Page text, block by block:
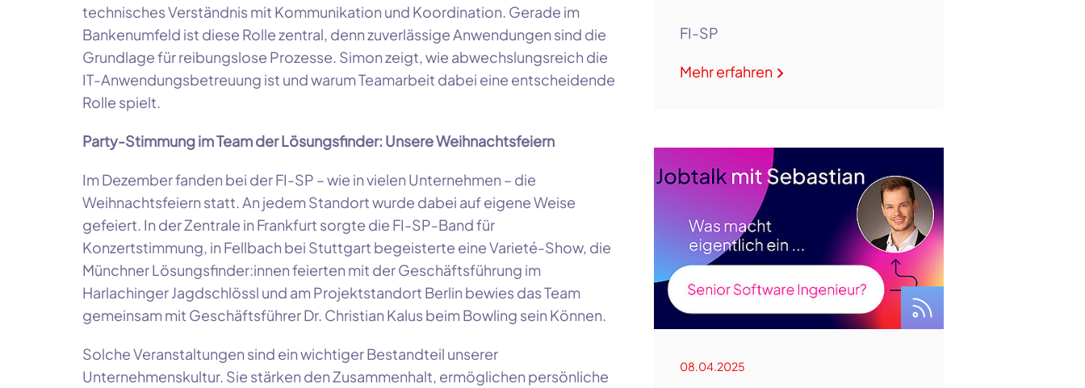
technisches Verständnis mit Kommunikation und Koordination. Gerade im
Bankenumfeld ist diese Rolle zentral, denn zuverlässige Anwendungen sind die
Grundlage für reibungslose Prozesse. Simon zeigt, wie abwechslungsreich die
IT-Anwendungsbetreuung ist und warum Teamarbeit dabei eine entscheidende
Rolle spielt.
Party-Stimmung im Team der Lösungsfinder: Unsere Weihnachtsfeiern
Im Dezember fanden bei der FI-SP – wie in vielen Unternehmen – die
Weihnachtsfeiern statt. An jedem Standort wurde dabei auf eigene Weise
gefeiert. In der Zentrale in Frankfurt sorgte die FI-SP-Band für
Konzertstimmung, in Fellbach bei Stuttgart begeisterte eine Varieté-Show, die
Münchner Lösungsfinder:innen feierten mit der Geschäftsführung im
Harlachinger Jagdschlössl und am Projektstandort Berlin bewies das Team
gemeinsam mit Geschäftsführer Dr. Christian Kalus beim Bowling sein Können.
Solche Veranstaltungen sind ein wichtiger Bestandteil unserer
Unternehmenskultur. Sie stärken den Zusammenhalt, ermöglichen persönliche
FI-SP
Mehr erfahren
08.04.2025